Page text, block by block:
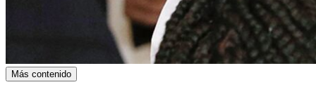
Más contenido